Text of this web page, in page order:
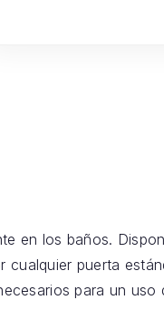
en los baños.
puerta
para un uso